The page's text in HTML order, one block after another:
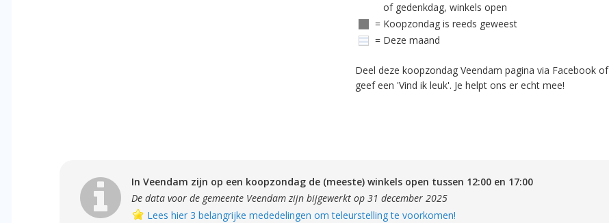
of gedenkdag, winkels open
= Koopzondag is reeds geweest
= Deze maand
Deel deze koopzondag Veendam pagina via Facebook of
geef een 'Vind ik leuk'. Je helpt ons er echt mee!
In Veendam zijn op een koopzondag de (meeste) winkels open tussen 12:00 en 17:00
De data voor de gemeente Veendam zijn bijgewerkt op 31 december 2025
Lees hier 3 belangrijke mededelingen om teleurstelling te voorkomen!